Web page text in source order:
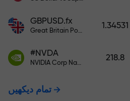
GBPUSD.fx
Great Britain Pound vs US Dollar
1.34531
#NVDA
NVIDIA Corp Nasdaq Stock Exchange (Nasdaq) USD
218.8
تمام دیکھیں